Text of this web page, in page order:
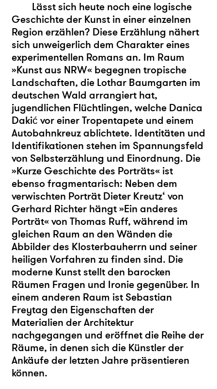
Lässt sich heute noch eine logische
Geschichte der Kunst in einer einzelnen
Region erzählen? Diese Erzählung nähert
sich unweigerlich dem Charakter eines
experimentellen Romans an. Im Raum
»Kunst aus NRW« begegnen tropische
Landschaften, die Lothar Baumgarten im
deutschen Wald arrangiert hat,
jugendlichen Flüchtlingen, welche Danica
Dakić vor einer Tropentapete und einem
Autobahnkreuz ablichtete. Identitäten und
Identifikationen stehen im Spannungsfeld
von Selbsterzählung und Einordnung. Die
»Kurze Geschichte des Porträts« ist
ebenso fragmentarisch: Neben dem
verwischten Porträt Dieter Kreutz‘ von
Gerhard Richter hängt »Ein anderes
Porträt« von Thomas Ruff, während im
gleichen Raum an den Wänden die
Abbilder des Klosterbauherrn und seiner
heiligen Vorfahren zu finden sind. Die
moderne Kunst stellt den barocken
Räumen Fragen und Ironie gegenüber. In
einem anderen Raum ist Sebastian
Freytag den Eigenschaften der
Materialien der Architektur
nachgegangen und eröffnet die Reihe der
Räume, in denen sich die Künstler der
Ankäufe der letzten Jahre präsentieren
können.